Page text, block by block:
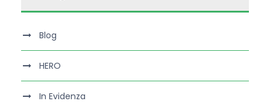
Blog
HERO
In Evidenza